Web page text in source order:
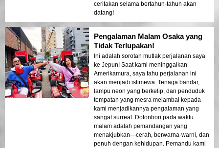
ceritakan selama bertahun-tahun akan
datang!
Pengalaman Malam Osaka yang
Tidak Terlupakan!
Ini adalah sorotan mutlak perjalanan saya
ke Jepun! Saat kami meninggalkan
Amerikamura, saya tahu perjalanan ini
akan menjadi istimewa. Tenaga bandar,
lampu neon yang berkelip, dan penduduk
tempatan yang mesra melambai kepada
kami menjadikannya pengalaman yang
sangat surreal. Dotonbori pada waktu
malam adalah pemandangan yang
menakjubkan—cerah, berwarna-warni, dan
penuh dengan kehidupan. Pemandu kami